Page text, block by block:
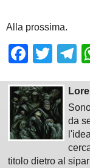
Alla prossima.
da
titolo dietro al